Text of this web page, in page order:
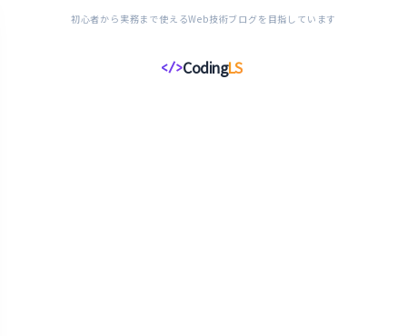
初心者から実務まで使えるWeb技術ブログを目指しています
</>CodingLS
コ